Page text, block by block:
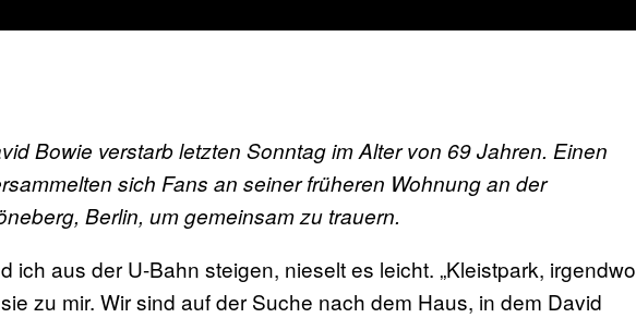
Bowie verstarb letzten Sonntag im Alter von 69 Jahren. Einen
sich Fans an seiner früheren Wohnung an der
Berlin, um gemeinsam zu trauern.
ich aus der U-Bahn steigen, nieselt es leicht. „Kleistpark, irgendwo
zu mir. Wir sind auf der Suche nach dem Haus, in dem David